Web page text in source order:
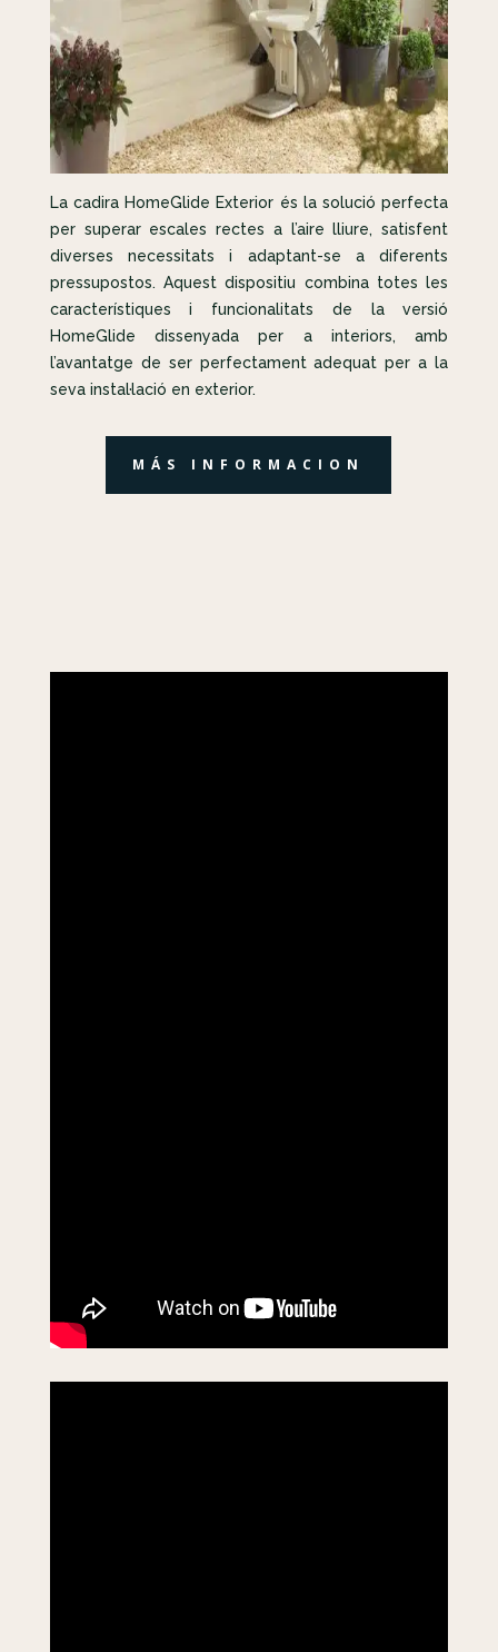
La cadira HomeGlide Exterior és la solució perfecta
per superar escales rectes a l’aire lliure, satisfent
diverses necessitats i adaptant-se a diferents
pressupostos. Aquest dispositiu combina totes les
característiques i funcionalitats de la versió
HomeGlide dissenyada per a interiors, amb
l’avantatge de ser perfectament adequat per a la
seva instal·lació en exterior.
MÁS INFORMACION